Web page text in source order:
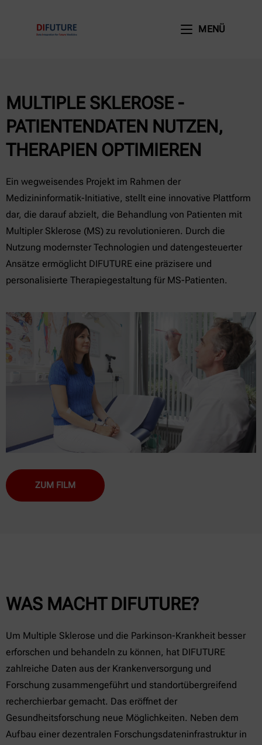
MENÜ
MULTIPLE SKLEROSE -
PATIENTENDATEN NUTZEN,
THERAPIEN OPTIMIEREN​​
Ein wegweisendes Projekt im Rahmen der
Medizininformatik-Initiative, stellt eine innovative Plattform
dar, die darauf abzielt, die Behandlung von Patienten mit
Multipler Sklerose (MS) zu revolutionieren. Durch die
Nutzung modernster Technologien und datengesteuerter
Ansätze ermöglicht DIFUTURE eine präzisere und
personalisierte Therapiegestaltung für MS-Patienten.
ZUM FILM
WAS MACHT DIFUTURE?
Um Multiple Sklerose und die Parkinson-Krankheit besser
erforschen und behandeln zu können, hat DIFUTURE
zahlreiche Daten aus der Krankenversorgung und
Forschung zusammengeführt und standortübergreifend
recherchierbar gemacht. Das eröffnet der
Gesundheitsforschung neue Möglichkeiten. Neben dem
Aufbau einer dezentralen Forschungsdateninfrastruktur in